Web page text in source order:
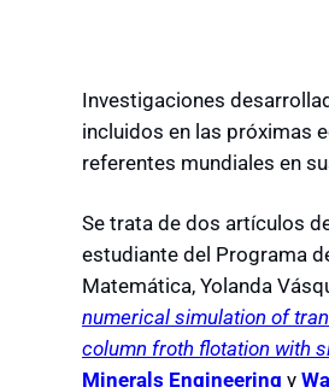
Investigaciones
incluidos en las próximas
referentes mundiales en
Se trata de dos artículos
estudiante del Programa
Matemática, Yolanda
numerical simulation of
column froth flotation with
Minerals Engineering y